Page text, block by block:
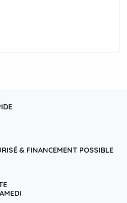
& FINANCEMENT POSSIBLE